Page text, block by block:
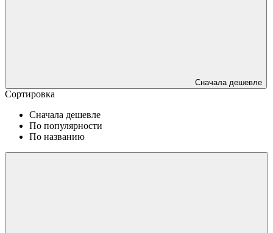
Сначала дешевле
Сортировка
Сначала дешевле
По популярности
По названию